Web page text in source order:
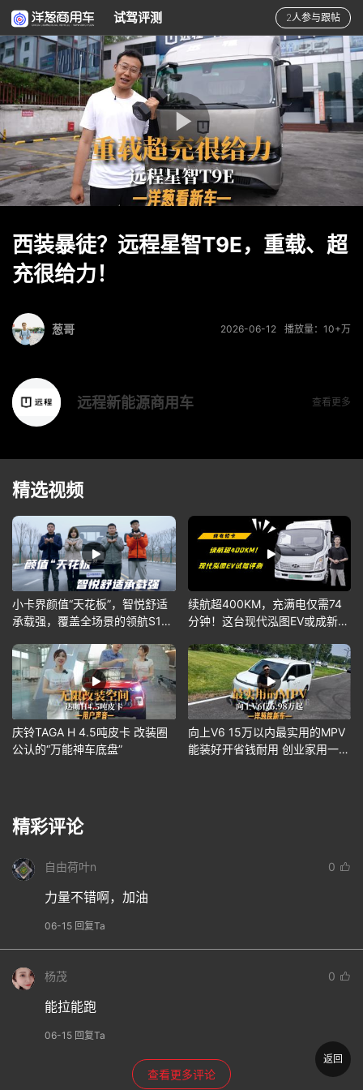
试驾评测 2人参与跟帖
西装暴徒？远程星智T9E，重载、超
充很给力！
播放量：10+万
2026-06-12
葱哥
远程新能源商用车 查看更多
精选视频
小卡界颜值“天花板”，智悦舒适
承载强，覆盖全场景的领航S1你
续航超400KM，充满电仅需74
分钟！这台现代泓图EV或成新能
庆铃TAGA H 4.5吨皮卡 改装圈
公认的“万能神车底盘”
向上V6 15万以内最实用的MPV
能装好开省钱耐用 创业家用一步
精彩评论
自由荷叶n 0
力量不错啊，加油
06-15 回复Ta
杨茂 0
能拉能跑
06-15 回复Ta
查看更多评论
返回